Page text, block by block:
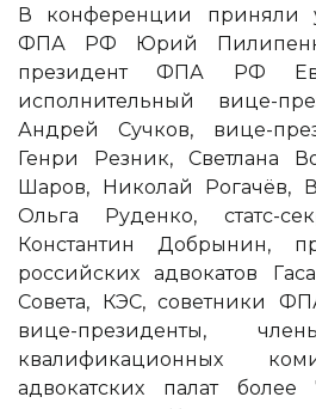
В конференции приняли
ФПА РФ Юрий
президент ФПА РФ
исполнительный вице-
Андрей Сучков, вице-
Генри Резник, Светлана
Шаров, Николай Рогачёв,
Ольга Руденко, статс-
Константин Добрынин,
российских адвокатов
Совета, КЭС, советники
вице-президенты,
квалификационных
адвокатских палат